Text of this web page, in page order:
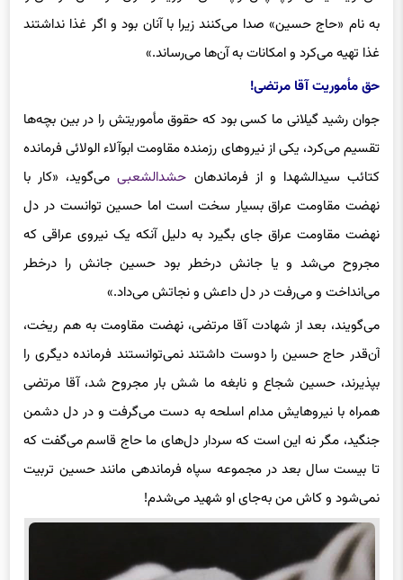
به نام «حاج حسین» صدا می‌کنند زیرا با آنان بود و اگر غذا نداشتند
غذا تهیه می‌کرد و امکانات به آن‌ها می‌رساند.»
حق مأموریت آقا مرتضی!
جوان رشید گیلانی ما کسی بود که حقوق مأموریتش را در بین بچه‌ها
تقسیم می‌کرد، یکی از نیروهای رزمنده مقاومت ابوآلاء الولائی فرمانده
کتائب سیدالشهدا و از فرماندهان حشدالشعبیمی‌گوید، «کار با
نهضت مقاومت عراق بسیار سخت است اما حسین توانست در دل
نهضت مقاومت عراق جای بگیرد به دلیل آنکه یک نیروی عراقی که
مجروح می‌شد و یا جانش درخطر بود حسین جانش را درخطر
می‌انداخت و می‌رفت در دل داعش و نجاتش می‌داد.»
می‌گویند، بعد از شهادت آقا مرتضی، نهضت مقاومت به هم ریخت،
آن‌قدر حاج حسین را دوست داشتند نمی‌توانستند فرمانده‌ دیگری را
بپذیرند، حسین شجاع و نابغه ما شش بار مجروح شد، آقا مرتضی
همراه با نیروهایش مدام اسلحه به دست می‌گرفت و در دل دشمن
جنگید، مگر نه این است که سردار دل‌های ما حاج قاسم می‌گفت که
تا بیست سال بعد در مجموعه سپاه فرماندهی مانند حسین تربیت
نمی‌شود و کاش من به‌جای او شهید می‌شدم!